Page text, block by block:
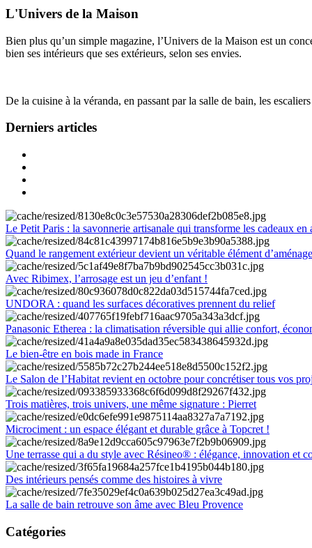
L'Univers de la Maison
Bien plus qu’un simple magazine, l’Univers de la Maison est un
bien ses intérieurs que ses extérieurs, selon ses envies.
De la cuisine à la véranda, en passant par la salle de bain, les
Derniers articles
Le Petit Paris : la savonnerie artisanale qui transforme les cadeaux en
Quand le rangement extérieur devient un véritable élément
Avec Ribimex, l’arrosage est un jeu d’enfant !
UNDORA : quand les surfaces décoratives prennent du relief
Panasonic Etherea : la climatisation réversible qui allie confort,
Le bien-être en bois made in France
Le Salon de l’Habitat revient en octobre pour concrétiser tous vos
Trois matières, trois univers, une même signature : Pierret
Microciment : un espace élégant et durable grâce à Topcret !
Une terrasse qui a du style avec Résineo® : élégance, innovation et
Des intérieurs pensés comme des histoires à vivre
La salle de bain retrouve son âme avec Bleu Provence
Catégories